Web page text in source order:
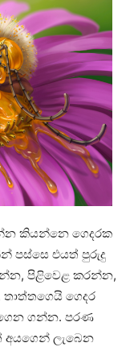
කියන්නෙ ගෙදරක
පස්සෙ එයත් පුරුදු
පිළිවෙළ කරන්න,
ගෙදර
ගන්න. පරණ
අයගෙන් ලැබෙන